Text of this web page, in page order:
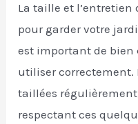
La taille et l’entretien
pour garder votre
est important de bien
utiliser correctement.
taillées
respectant ces